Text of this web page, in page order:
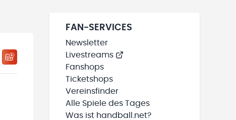
FAN-SERVICES
Newsletter
Livestreams
Fanshops
Ticketshops
Vereinsfinder
Alle Spiele des Tages
Was ist handball.net?